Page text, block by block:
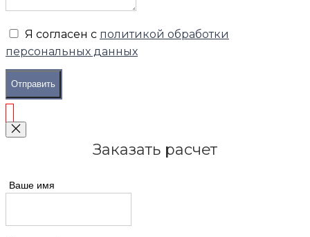
Я согласен с политикой обработки
персональных данных
Отправить
Заказать расчет
Ваше имя